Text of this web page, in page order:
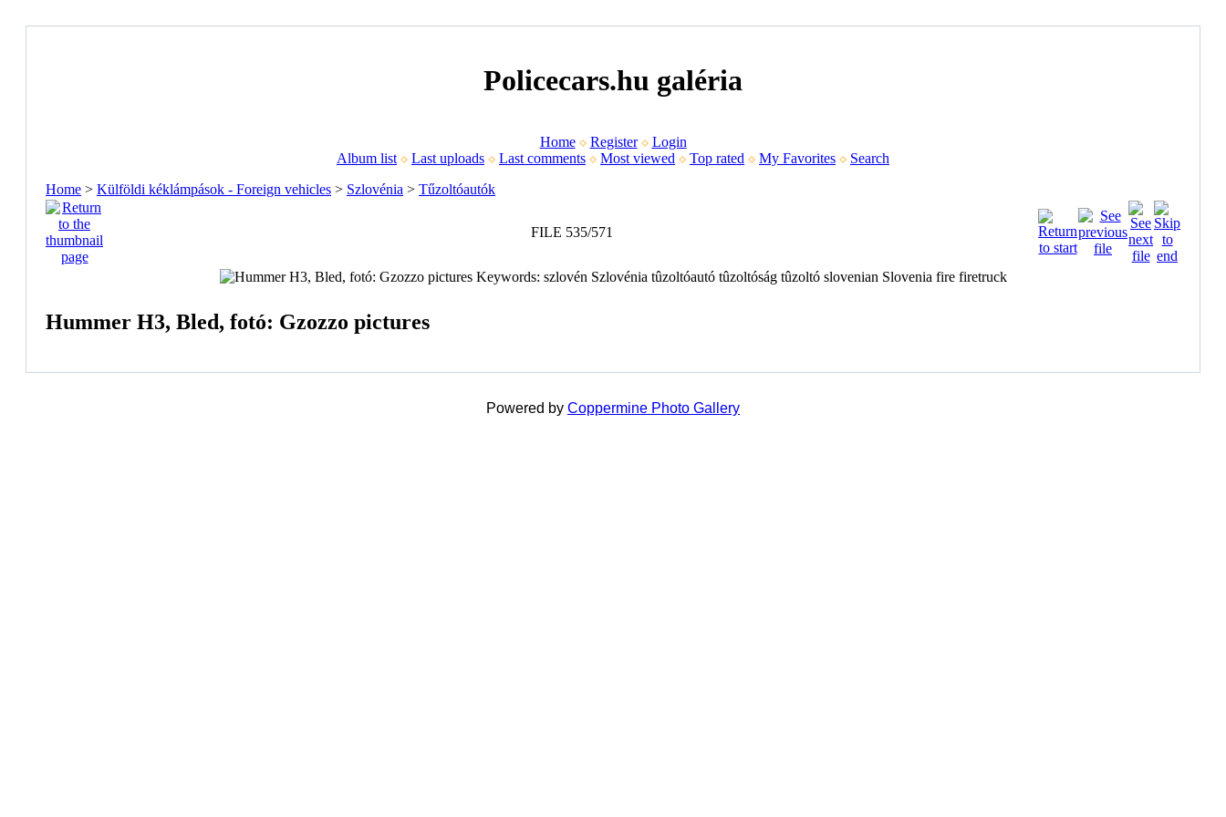
Policecars.hu galéria
Home Register
Login
Album list
Last uploads Last comments Most viewed Top rated My Favorites Search
Home > Külföldi kéklámpások - Foreign vehicles > Szlovénia > Tűzoltóautók
FILE 535/571
Hummer H3, Bled, fotó: Gzozzo pictures
Powered by Coppermine Photo Gallery